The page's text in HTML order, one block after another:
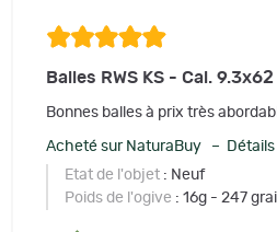
Balles RWS KS - Cal. 9.3x62
Bonnes balles à prix très
Acheté sur NaturaBuy – Détails
Etat de l'objet : Neuf
Poids de l'ogive : 16g - 247